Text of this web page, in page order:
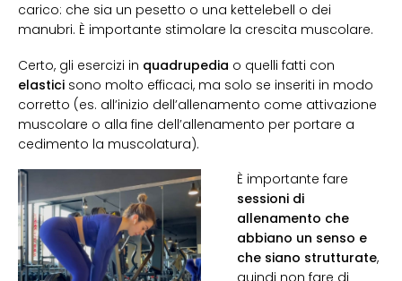
carico: che sia un pesetto o una kettelebell o dei
manubri. È importante stimolare la crescita muscolare.
Certo, gli esercizi in quadrupedia o quelli fatti con
elastici sono molto efficaci, ma solo se inseriti in modo
corretto (es. all’inizio dell’allenamento come attivazione
muscolare o alla fine dell’allenamento per portare a
cedimento la muscolatura).
È importante fare
sessioni di
allenamento che
abbiano un senso e
che siano strutturate,
quindi non fare di